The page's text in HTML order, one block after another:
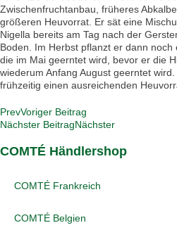
Zwischenfruchtanbau, früheres
größeren Heuvorrat. Er sät eine
Nigella bereits am Tag nach der
Boden. Im Herbst pflanzt er dann
die im Mai geerntet wird, bevor er die
wiederum Anfang August geerntet
frühzeitig einen ausreichenden
PrevVoriger Beitrag
Nächster BeitragNächster
COMTÉ Händlershop
COMTÉ Frankreich
COMTÉ Belgien